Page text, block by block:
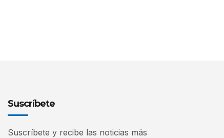
Suscríbete
Suscríbete y recibe las noticias más